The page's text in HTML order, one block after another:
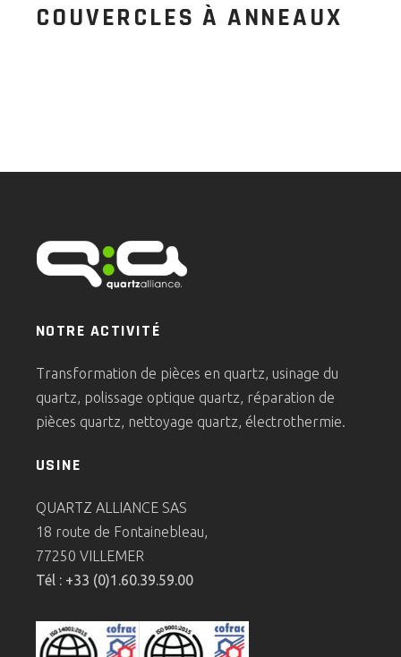
COUVERCLES À ANNEAUX
NOTRE ACTIVITÉ
Transformation de pièces en quartz, usinage du
quartz, polissage optique quartz, réparation de
pièces quartz, nettoyage quartz, électrothermie.
USINE
QUARTZ ALLIANCE SAS
18 route de Fontainebleau,
77250 VILLEMER
Tél : +33 (0)1.60.39.59.00